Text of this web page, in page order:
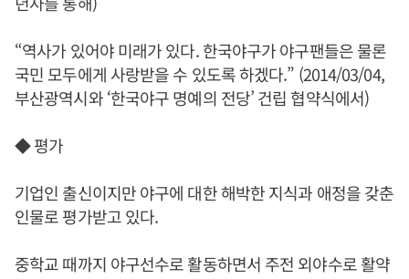
“역사가 있어야 미래가 있다. 한국야구가 야구팬들은 물론
국민 모두에게 사랑받을 수 있도록 하겠다.” (2014/03/04,
부산광역시와 ‘한국야구 명예의 전당’ 건립 협약식에서)
◆ 평가
기업인 출신이지만 야구에 대한 해박한 지식과 애정을 갖춘
인물로 평가받고 있다.
중학교 때까지 야구선수로 활동하면서 주전 외야수로 활약